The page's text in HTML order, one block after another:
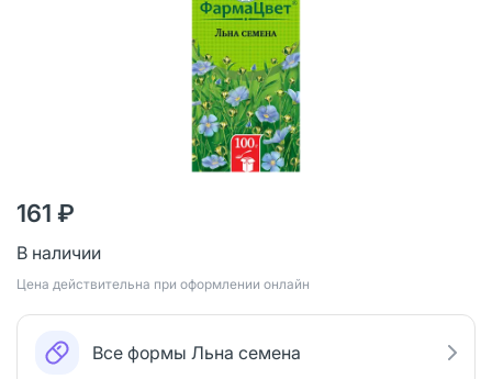
161 ₽
В наличии
Цена действительна при оформлении онлайн
Все формы Льна семена